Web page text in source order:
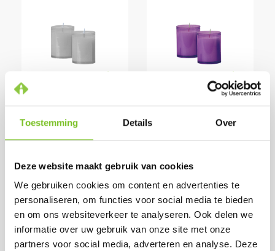
Toestemming Details Over
Deze website maakt gebruik van cookies
We gebruiken cookies om content en advertenties te
personaliseren, om functies voor social media te bieden
en om ons websiteverkeer te analyseren. Ook delen we
informatie over uw gebruik van onze site met onze
partners voor social media, adverteren en analyse. Deze
STUKS ) (GRIJS)
Prijs per doos:
€ 40,91 incl. BTW
(bij afname van 1
doos)
Op voorraad
Q-LIGHTS
STUKS ) (LILA)
Prijs per doos:
€ 40,91
(bij afname van 1
doos)
Op voorraad